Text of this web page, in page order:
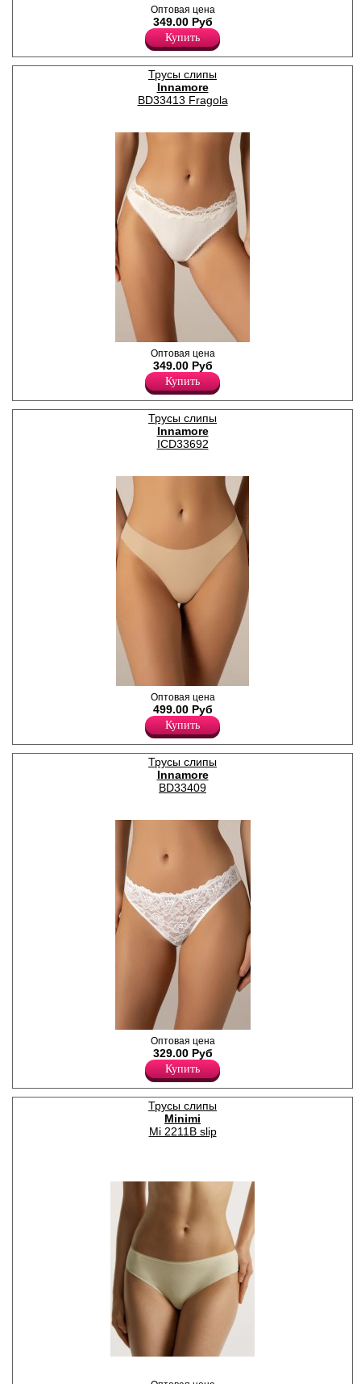
Трусики слипы женские со
средней линией талии, из
высококачественного хлопка
с добавлением эластана,
повышающий прочность и
качество одежды, создавая
идеальное облегание
фигуры. Гигиеничная
хлопковая ластовица
Удобная и комфортная
модель для повседневного и
спортивного белья.
Хлопок 95%
Эластан 5%
Оптовая цена
349.00 Руб
Купить
Трусы слипы
Innamore
BD33413 Fragola
Трусики слипы женские
однотонные, из деликатного
перфорированного
хлопкового полотна с
добавлением нейлона и
эластана, повышающий
прочность и качество
одежды, создавая
идеальное облегание
эластичную резинку по
талии, удерживающие трусы
во время носки. Модель
декорирована кружевом.
Гигиеничная хлопковая
ластовица позволяет
избежать трения и
раздражения кожи. Удобная
и комфортная модель для
повседневного белья.
Хлопок 85%
Оптовая цена
349.00 Руб
Купить
Трусы слипы
Innamore
ICD33692
Трусики слипы женские из
мягкого и эластичного
материала, бесшовные, с
лазерной обработкой шва,
однотонные, со средней
линией талии. Удобная и
комфортная модель для
повседневного нижнего
белья. Гигиеничная
и раздражения кожи.
Хлопок 5%
Нейлон 76%
Эластан 19%
Оптовая цена
499.00 Руб
Купить
Трусы слипы
Innamore
BD33409
Трусики слипы женские
однотонные, из деликатного
хлопкового полотна с
добавлением нейлона и
эластана, повышающий
прочность и качество
одежды, создавая
идеальное облегание
фигуры. Имеют среднюю
деталь выполнена из
кружевного полотна с
цветочным рисунком.
Гигиеничная хлопковая
ластовица позволяет
избежать трения и
раздражения кожи. Удобная
и комфортная модель для
повседневного белья.
Хлопок 64%
Нейлон 30%
Эластан 6%
Оптовая цена
329.00 Руб
Купить
Трусы слипы
Minimi
Mi 2211B slip
натурального хлопка с